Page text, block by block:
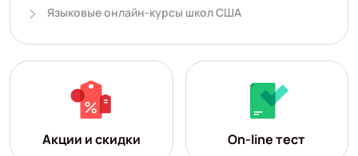
Языковые онлайн-курсы школ США
Акции и скидки On-line тест